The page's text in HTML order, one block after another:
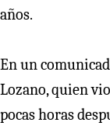
años.
En un
Lozano, quien
pocas horas